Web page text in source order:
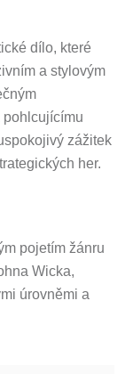
dílo, které
a stylovým
pohlcujícímu
zážitek
her.
pojetím žánru
Wicka,
úrovněmi a